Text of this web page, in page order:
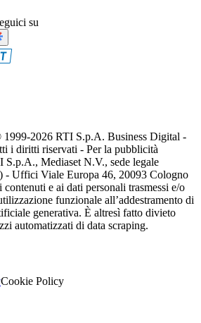
su
1999-2026 RTI S.p.A. Business Digital -
i diritti riservati - Per la pubblicità
Mediaset N.V., sede legale
- Uffici Viale Europa 46, 20093 Cologno
contenuti e ai dati personali trasmessi e/o
funzionale all’addestramento di
generativa. È altresì fatto divieto
automatizzati di data scraping.
Cookie Policy